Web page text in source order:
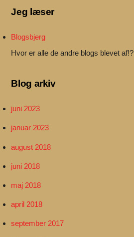
Jeg læser
Blogsbjerg
Hvor er alle de andre blogs blevet af!?
Blog arkiv
juni 2023
januar 2023
august 2018
juni 2018
maj 2018
april 2018
september 2017